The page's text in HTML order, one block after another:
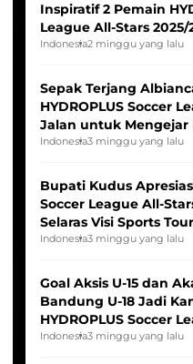
Inspiratif 2 Pemain
League All-Stars
Seleksi Timnas
Indonesia2 minggu yang lalu
Sepak Terjang
HYDROPLUS Soccer
Jalan untuk Mengejar
Indonesia Putri
Indonesia3 minggu yang lalu
Bupati Kudus
Soccer League All-
Selaras Visi Sports
Indonesia3 minggu yang lalu
Goal Aksis U-15 dan
Bandung U-18 Jadi
HYDROPLUS Soccer
2025/2026
Indonesia3 minggu yang lalu